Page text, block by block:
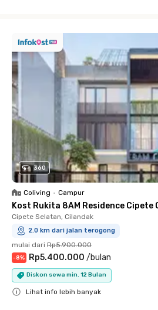
360
Coliving • Campur
Kost Rukita 8AM Residence Cipete
Cipete Selatan, Cilandak
2.0 km dari jalan terogong
mulai dari Rp5.900.000
-8% Rp5.400.000 /bulan
Diskon sewa min. 12 Bulan
Lihat info lebih banyak